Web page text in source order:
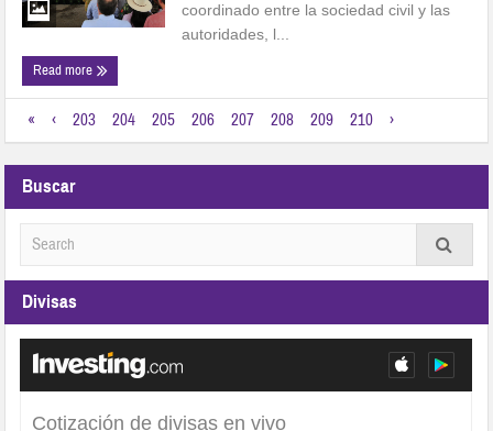
coordinado entre la sociedad civil y las
autoridades, l...
Read more
« ‹ 203 204 205 206 207 208 209 210 ›
Buscar
Divisas